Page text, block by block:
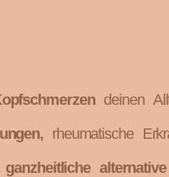
deinen
rheumatische
alternative